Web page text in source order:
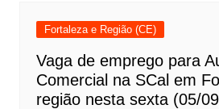
Fortaleza e Região (CE)
Vaga de emprego para
Comercial na SCal em
região nesta sexta (05/